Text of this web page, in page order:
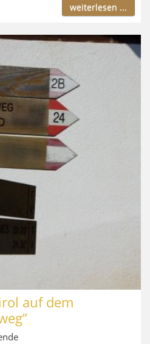
weiterlesen ...
auf dem